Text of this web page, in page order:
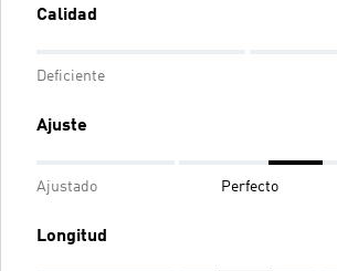
Calidad
Deficiente
Ajuste
Ajustado Perfecto
Longitud